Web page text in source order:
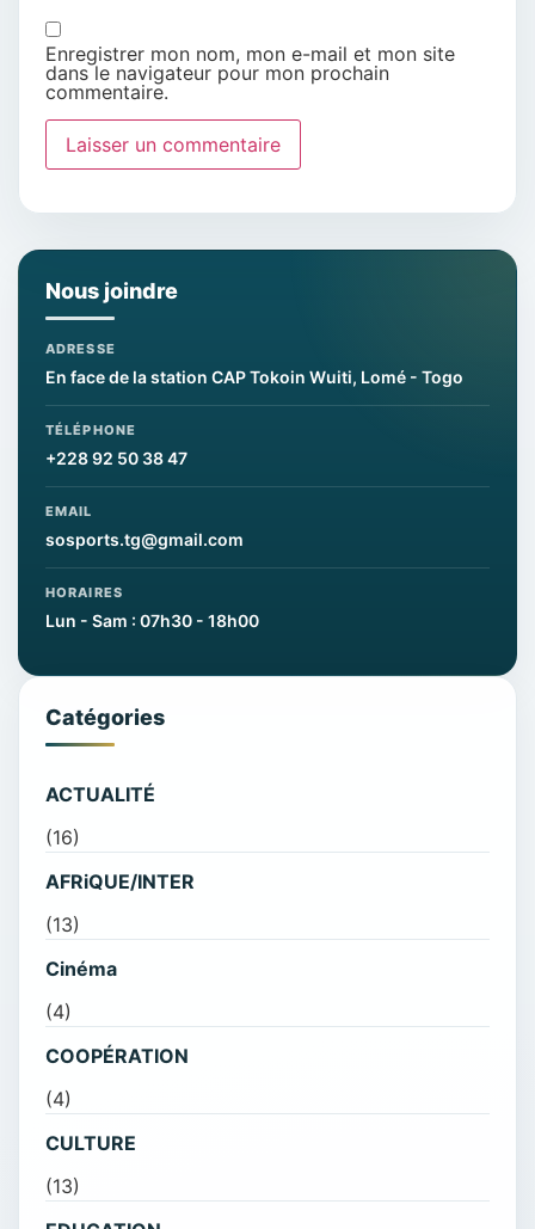
Enregistrer mon nom, mon e-mail et mon site
dans le navigateur pour mon prochain
commentaire.
Nous joindre
ADRESSE
En face de la station CAP Tokoin Wuiti, Lomé - Togo
TÉLÉPHONE
+228 92 50 38 47
EMAIL
sosports.tg@gmail.com
HORAIRES
Lun - Sam : 07h30 - 18h00
Catégories
ACTUALITÉ
(16)
AFRiQUE/INTER
(13)
Cinéma
(4)
COOPÉRATION
(4)
CULTURE
(13)